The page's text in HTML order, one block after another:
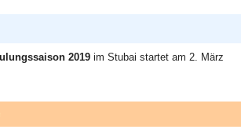
2019im Stubai startet am 2. März